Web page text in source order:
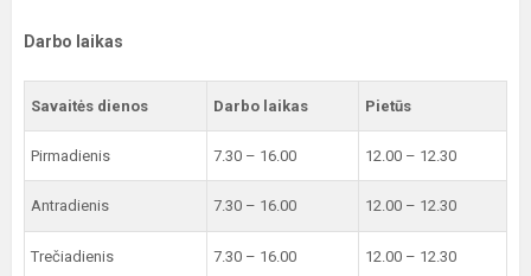
Darbo laikas
Savaitės dienos Darbo laikas Pietūs
Pirmadienis 7.30 – 16.00 12.00 – 12.30
Antradienis 7.30 – 16.00 12.00 – 12.30
Trečiadienis 7.30 – 16.00 12.00 – 12.30